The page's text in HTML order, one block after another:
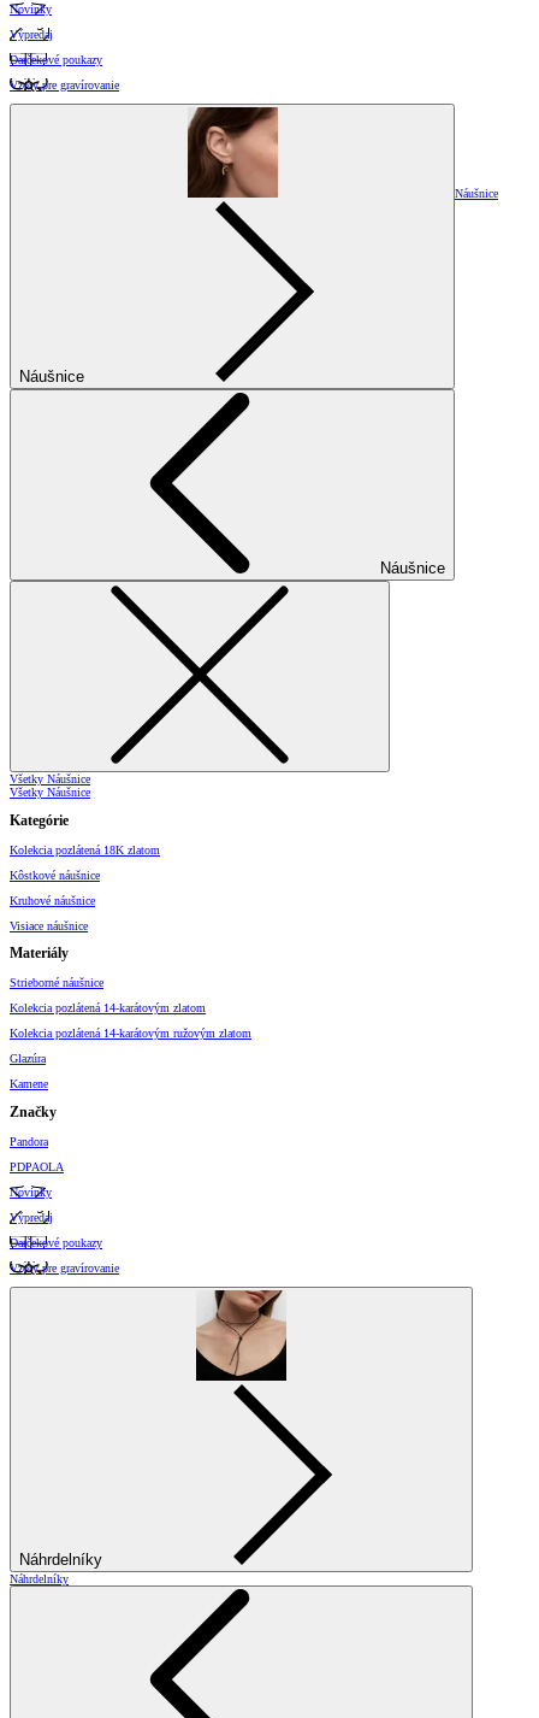
Novinky
Výpredaj
Darčekové poukazy
Vzory pre gravírovanie
Náušnice
Náušnice
Náušnice
Všetky Náušnice
Všetky Náušnice
Kategórie
Kolekcia pozlátená 18K zlatom
Kôstkové náušnice
Kruhové náušnice
Visiace náušnice
Materiály
Strieborné náušnice
Kolekcia pozlátená 14-karátovým zlatom
Kolekcia pozlátená 14-karátovým ružovým zlatom
Glazúra
Kamene
Značky
Pandora
PDPAOLA
Novinky
Výpredaj
Darčekové poukazy
Vzory pre gravírovanie
Náhrdelníky
Náhrdelníky